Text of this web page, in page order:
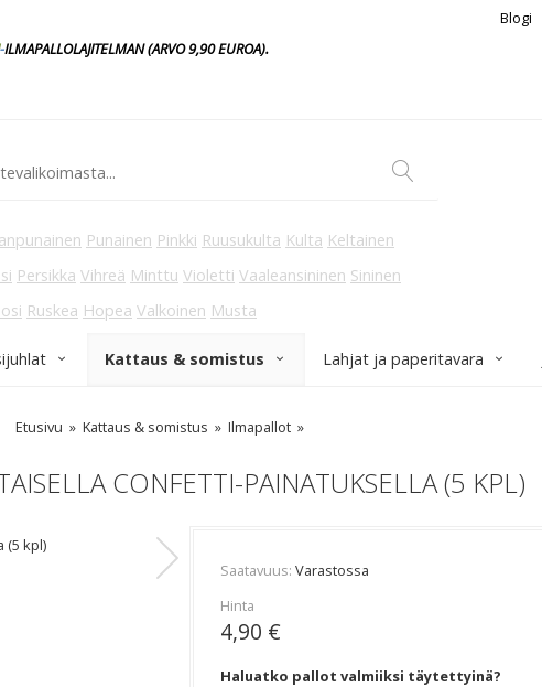
-ILMAPALLOLAJITELMAN(ARVO 9,90EUROA).
Blogi
Punainen Pinkki Ruusukulta Kulta Keltainen
Persikka Vihreä Minttu Violetti Vaaleansininen Sininen
Ruskea Hopea Valkoinen Musta
Kattaus & somistus Lahjat ja paperitavara
Etusivu Kattaus & somistus Ilmapallot
CONFETTI-PAINATUKSELLA (5 KPL)
(5 kpl)
Saatavuus Varastossa
Hinta
4,90 €
Haluatko pallot valmiiksi täytettyinä?